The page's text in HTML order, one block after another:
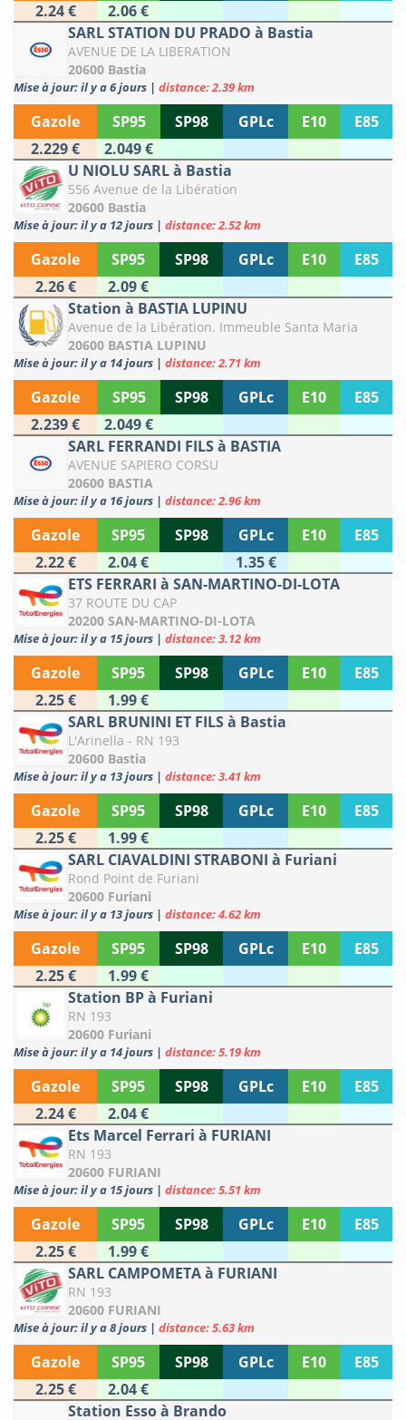
2.24 €
2.06 €
SARL STATION DU PRADO à Bastia
AVENUE DE LA LIBERATION
20600 Bastia
Mise à jour: il y a 6 jours | distance: 2.39 km
Gazole SP95 SP98 GPLc E10
E85
2.229 €
2.049 €
U NIOLU SARL à Bastia
556 Avenue de la Libération
20600 Bastia
Mise à jour: il y a 12 jours | distance: 2.52 km
Gazole SP95 SP98 GPLc E10
E85
2.26 €
2.09 €
Station à BASTIA LUPINU
Avenue de la Libération. Immeuble Santa Maria
20600 BASTIA LUPINU
Mise à jour: il y a 14 jours | distance: 2.71 km
Gazole SP95 SP98 GPLc E10
E85
2.239 €
2.049 €
SARL FERRANDI FILS à BASTIA
AVENUE SAPIERO CORSU
20600 BASTIA
Mise à jour: il y a 16 jours | distance: 2.96 km
Gazole SP95 SP98 GPLc E10
E85
2.22 €
2.04 €
1.35 €
ETS FERRARI à SAN-MARTINO-DI-LOTA
37 ROUTE DU CAP
20200 SAN-MARTINO-DI-LOTA
Mise à jour: il y a 15 jours | distance: 3.12 km
Gazole SP95 SP98 GPLc E10
E85
2.25 €
1.99 €
SARL BRUNINI ET FILS à Bastia
L'Arinella - RN 193
20600 Bastia
Mise à jour: il y a 13 jours | distance: 3.41 km
Gazole SP95 SP98 GPLc E10
E85
2.25 €
1.99 €
SARL CIAVALDINI STRABONI à Furiani
Rond Point de Furiani
20600 Furiani
Mise à jour: il y a 13 jours | distance: 4.62 km
Gazole SP95 SP98 GPLc E10
E85
2.25 €
1.99 €
Station BP à Furiani
RN 193
20600 Furiani
Mise à jour: il y a 14 jours | distance: 5.19 km
Gazole SP95 SP98 GPLc E10
E85
2.24 €
2.04 €
Ets Marcel Ferrari à FURIANI
RN 193
20600 FURIANI
Mise à jour: il y a 15 jours | distance: 5.51 km
Gazole SP95 SP98 GPLc E10
E85
2.25 €
1.99 €
SARL CAMPOMETA à FURIANI
RN 193
20600 FURIANI
Mise à jour: il y a 8 jours | distance: 5.63 km
Gazole SP95 SP98 GPLc E10
E85
2.25 €
2.04 €
Station Esso à Brando